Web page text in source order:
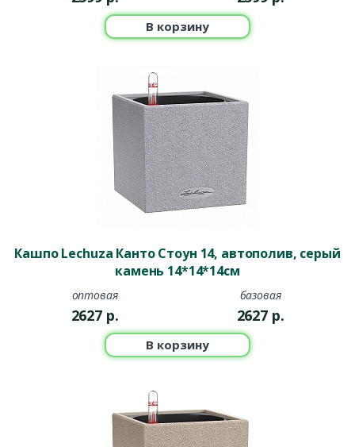
В корзину
Кашпо Lechuza Канто Стоун 14, автополив, серый
камень 14*14*14см
оптовая
2627 р.
базовая
2627 р.
В корзину